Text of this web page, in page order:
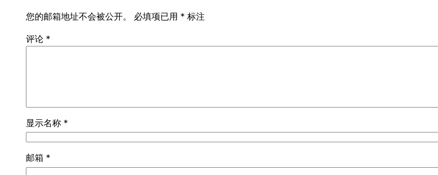
您的邮箱地址不会被公开。 必填项已用 * 标注
评论 *
显示名称 *
邮箱 *